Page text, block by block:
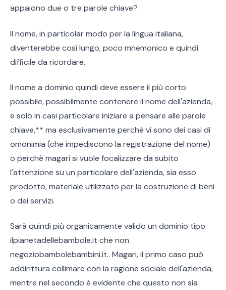
appaiono due o tre parole chiave?
Il nome, in particolar modo per la lingua italiana,
diventerebbe così lungo, poco mnemonico e quindi
difficile da ricordare.
Il nome a dominio quindi deve essere il più corto
possibile, possibilmente contenere il nome dell'azienda,
e solo in casi particolare iniziare a pensare alle parole
chiave,** ma esclusivamente perchè vi sono dei casi di
omonimia (che impediscono la registrazione del nome)
o perchè magari si vuole focalizzare da subito
l'attenzione su un particolare dell'azienda, sia esso
prodotto, materiale utilizzato per la costruzione di beni
o dei servizi.
Sarà quindi più organicamente valido un dominio tipo
ilpianetadellebambole.it che non
negoziobambolebambini.it.. Magari, il primo caso può
addirittura collimare con la ragione sociale dell'azienda,
mentre nel secondo è evidente che questo non sia